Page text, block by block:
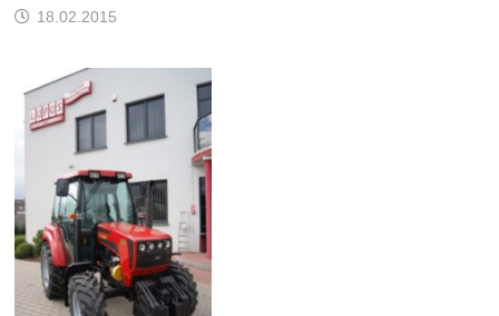
18.02.2015